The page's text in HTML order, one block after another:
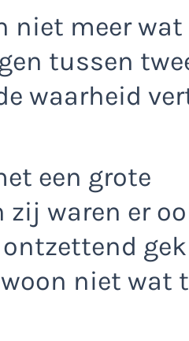
niet meer wat
tussen
waarheid
een grote
waren er
gek
niet wat